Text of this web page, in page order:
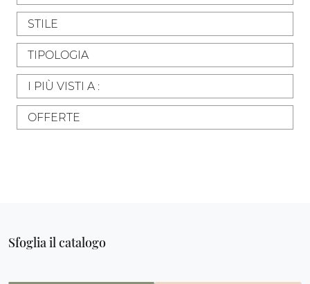
STILE
TIPOLOGIA
I PIÙ VISTI A :
OFFERTE
Sfoglia il catalogo